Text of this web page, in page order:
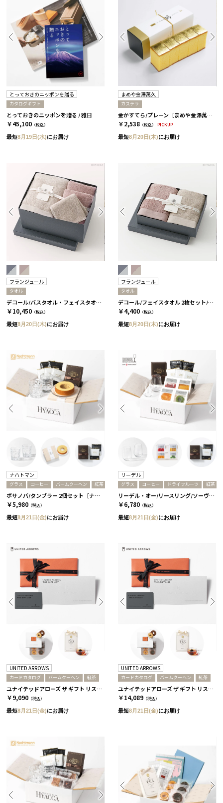
とっておきのニッポンを贈る
カタログギフト
とっておきのニッポンを贈る / 雅日
￥45,100 （税込）
最短8月19日(水)にお届け
まめや金澤萬久
カステラ
金かすてら/プレーン［まめや金澤萬久］
￥2,538 （税込） PICKUP
最短8月20日(木)にお届け
フランジュール
タオル
デコール/バスタオル・フェイスタオル・ミニタオル 4枚セット/2種類［フランジュール］ グリーロゼ＆グリ
￥10,450 （税込）
最短8月20日(木)にお届け
フランジュール
タオル
デコール/フェイスタオル 2枚セット/2種類［フランジュール］ グリーロゼ＆グリ
￥4,400 （税込）
最短8月20日(木)にお届け
ナハトマン
グラス コーヒー バームクーヘン 紅茶
ボサノバ/タンブラー 2個セット［ナハトマン］+バームクーヘン+コーヒーor紅茶 紅茶
￥5,980 （税込）
最短8月21日(金)にお届け
リーデル
グラス コーヒー ドライフルーツ 紅茶
リーデル・オー/リースリング/ソーヴィニヨン・ブラン 2個セット［リーデル］+ドライフルーツ+コーヒーor紅茶 紅茶
￥6,780 （税込）
最短8月21日(金)にお届け
UNITED ARROWS
カードカタログ バームクーヘン 紅茶
ユナイテッドアローズ ザ ギフト リスト / GR-CARD
￥9,090 （税込）
最短8月21日(金)にお届け
UNITED ARROWS
カードカタログ バームクーヘン 紅茶
ユナイテッドアローズ ザ ギフト リスト / CH-CARD
￥14,089 （税込）
最短8月21日(金)にお届け